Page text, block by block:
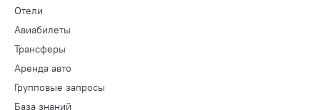
Отели
Авиабилеты
Трансферы
Аренда авто
Групповые запросы
База знаний